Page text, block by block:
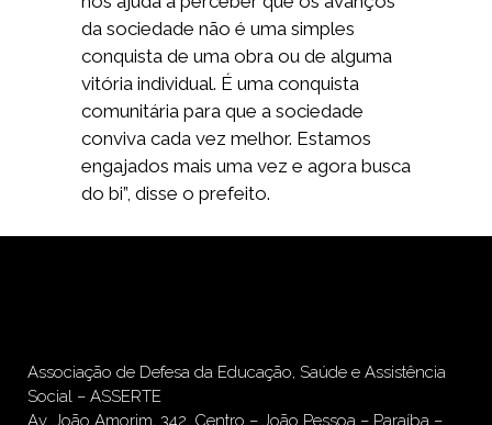
da sociedade não é uma simples
conquista de uma obra ou de alguma
vitória individual. É uma conquista
comunitária para que a sociedade
conviva cada vez melhor. Estamos
engajados mais uma vez e agora busca
do bi”, disse o prefeito.
Associação de Defesa da Educação, Saúde e Assistência
Social – ASSERTE
Av. João Amorim, 342, Centro – João Pessoa – Paraíba –